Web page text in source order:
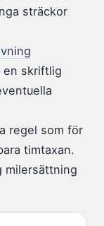
sträckor
en skriftlig
regel som för
timtaxan.
milersättning